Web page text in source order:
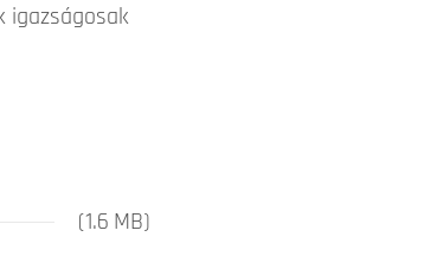
igazságosak
(1.6 MB)